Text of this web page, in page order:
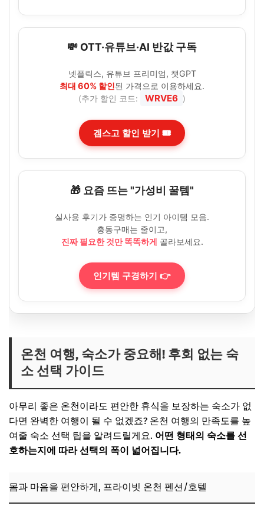
💸 OTT·유튜브·AI 반값 구독
넷플릭스, 유튜브 프리미엄, 챗GPT
최대 60% 할인된 가격으로 이용하세요.
(추가 할인 코드: WRVE6 )
겜스고 할인 받기 🎟️
🎁 요즘 뜨는 "가성비 꿀템"
실사용 후기가 증명하는 인기 아이템 모음.
충동구매는 줄이고,
진짜 필요한 것만 똑똑하게 골라보세요.
인기템 구경하기 👉
온천 여행, 숙소가 중요해! 후회 없는 숙
소 선택 가이드
아무리 좋은 온천이라도 편안한 휴식을 보장하는 숙소가 없
다면 완벽한 여행이 될 수 없겠죠? 온천 여행의 만족도를 높
여줄 숙소 선택 팁을 알려드릴게요. 어떤 형태의 숙소를 선
호하는지에 따라 선택의 폭이 넓어집니다.
몸과 마음을 편안하게, 프라이빗 온천 펜션/호텔